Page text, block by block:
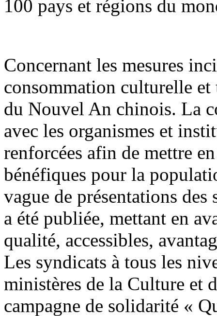
100 pays et régions du
Concernant les mesures
consommation culturelle
du Nouvel An chinois. La
avec les organismes et
renforcées afin de mettre
bénéfiques pour la
vague de présentations
a été publiée, mettant en
qualité, accessibles,
Les syndicats à tous les
ministères de la Culture et
campagne de solidarité «